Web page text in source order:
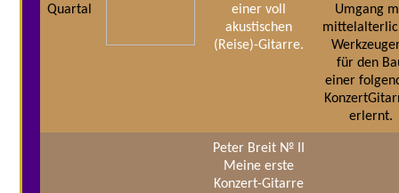
Quartal
einer voll
akustischen
(Reise)-Gitarre.
Umgang
für den
einer
erlernt.
Peter Breit № II
Meine erste
Konzert-Gitarre